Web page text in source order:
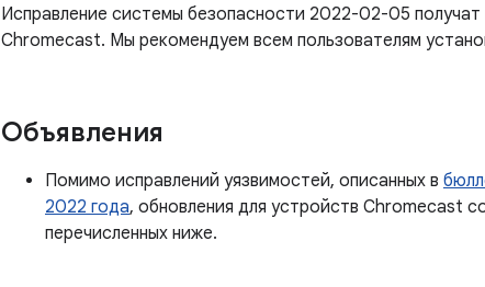
Исправление системы безопасности 2022-02-05
Chromecast. Мы рекомендуем всем пользователям
Объявления
Помимо исправлений уязвимостей, описанных в
2022 года, обновления для устройств Chromecast
перечисленных ниже.